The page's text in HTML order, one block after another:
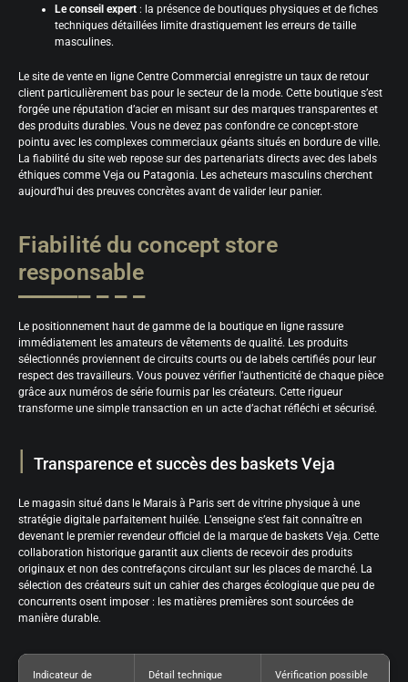
Le conseil expert : la présence de boutiques physiques et de fiches
techniques détaillées limite drastiquement les erreurs de taille
masculines.
Le site de vente en ligne Centre Commercial enregistre un taux de retour
client particulièrement bas pour le secteur de la mode. Cette boutique s’est
forgée une réputation d’acier en misant sur des marques transparentes et
des produits durables. Vous ne devez pas confondre ce concept-store
pointu avec les complexes commerciaux géants situés en bordure de ville.
La fiabilité du site web repose sur des partenariats directs avec des labels
éthiques comme Veja ou Patagonia. Les acheteurs masculins cherchent
aujourd’hui des preuves concrètes avant de valider leur panier.
Fiabilité du concept store
responsable
Le positionnement haut de gamme de la boutique en ligne rassure
immédiatement les amateurs de vêtements de qualité. Les produits
sélectionnés proviennent de circuits courts ou de labels certifiés pour leur
respect des travailleurs. Vous pouvez vérifier l’authenticité de chaque pièce
grâce aux numéros de série fournis par les créateurs. Cette rigueur
transforme une simple transaction en un acte d’achat réfléchi et sécurisé.
Transparence et succès des baskets Veja
Le magasin situé dans le Marais à Paris sert de vitrine physique à une
stratégie digitale parfaitement huilée. L’enseigne s’est fait connaître en
devenant le premier revendeur officiel de la marque de baskets Veja. Cette
collaboration historique garantit aux clients de recevoir des produits
originaux et non des contrefaçons circulant sur les places de marché. La
sélection des créateurs suit un cahier des charges écologique que peu de
concurrents osent imposer : les matières premières sont sourcées de
manière durable.
Indicateur de
Détail technique Vérification possible